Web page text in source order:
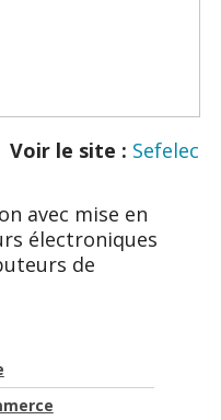
Voir le site : Sefelec
avec mise en
électroniques
de